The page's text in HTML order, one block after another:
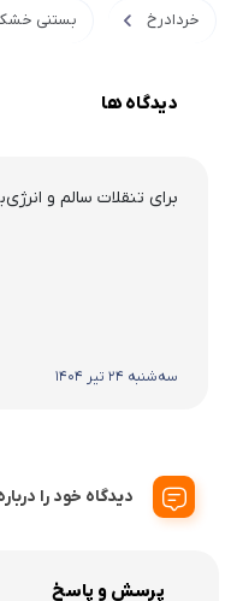
خردادرخ بستنی خشک
دیدگاه ها
برای تنقلات سالم و
سه‌شنبه 24 تیر 1404
دیدگاه خود را
پرسش و پاسخ